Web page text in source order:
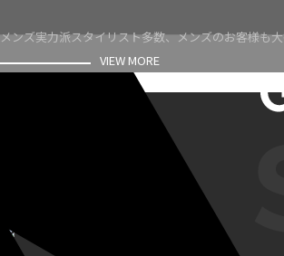
メンズ実力派スタイリスト多数、メンズのお客様も
VIEW MORE